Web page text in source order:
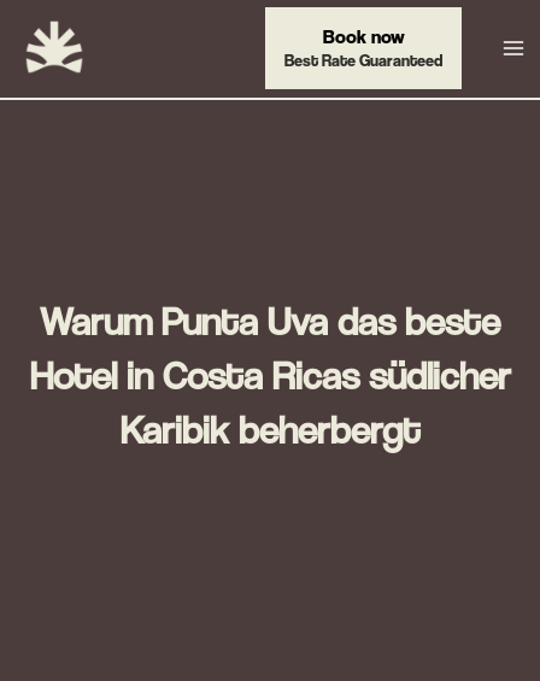
Inhalt
springen
Book now
Best Rate Guaranteed
Warum Punta Uva das beste
Hotel in Costa Ricas südlicher
Karibik beherbergt